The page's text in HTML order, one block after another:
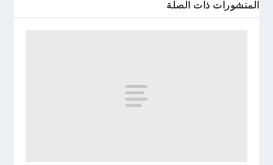
المنشورات ذات الصلة